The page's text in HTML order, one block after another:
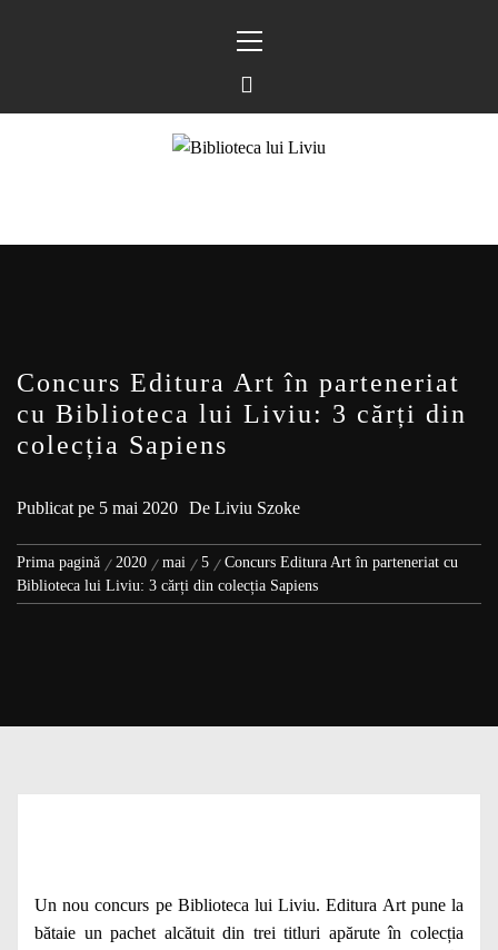
principal
LIVIU
Concurs Editura Art în parteneriat
cu Biblioteca lui Liviu: 3 cărți din
colecția Sapiens
Publicat pe 5 mai 2020 De Liviu Szoke
Prima pagină 2020 mai 5
Concurs Editura Art în parteneriat cu
Biblioteca lui Liviu: 3 cărți din colecția Sapiens
Un nou concurs pe Biblioteca lui Liviu. Editura Art pune la
bătaie un pachet alcătuit din trei titluri apărute în colecția